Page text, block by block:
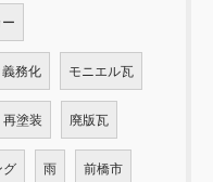
務化 モニエル瓦
再塗装 廃版瓦
グ 雨 前橋市